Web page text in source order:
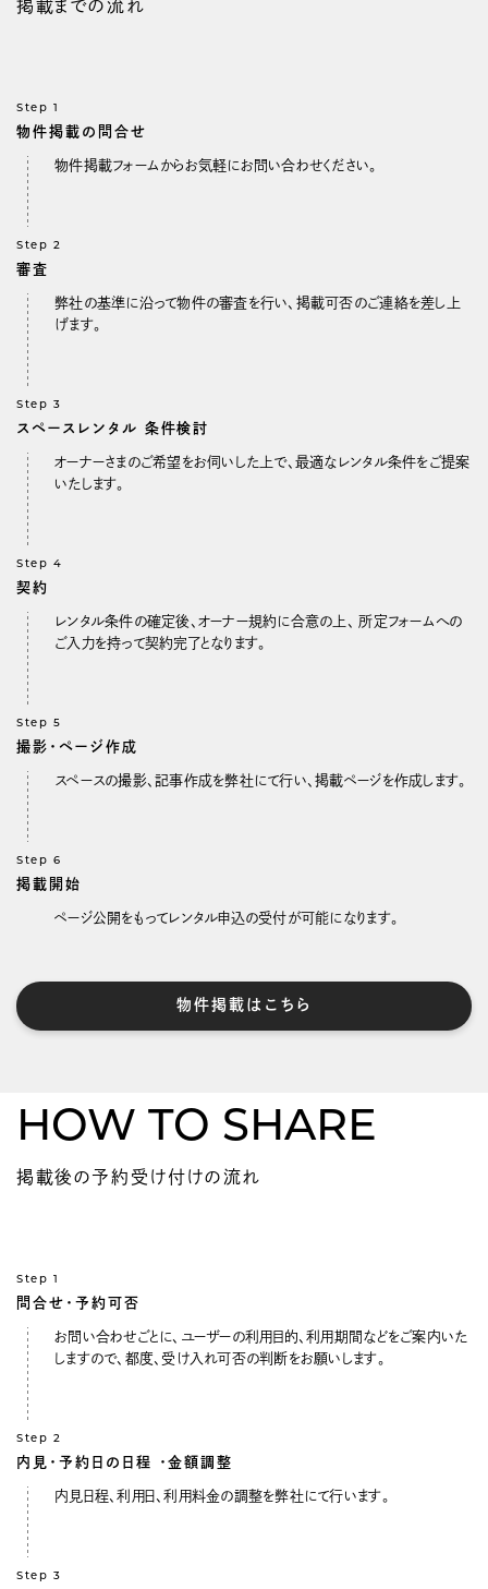
掲載までの流れ
Step 1
物件掲載の問合せ
物件掲載フォームからお気軽にお問い合わせください。
Step 2
審査
弊社の基準に沿って物件の審査を行い、掲載可否のご連絡を差し上
げます。
Step 3
スペースレンタル 条件検討
オーナーさまのご希望をお伺いした上で、最適なレンタル条件をご提案
いたします。
Step 4
契約
レンタル条件の確定後、オーナー規約に合意の上、 所定フォームへの
ご入力を持って契約完了となります。
Step 5
撮影・ページ作成
スペースの撮影、記事作成を弊社にて行い、掲載ページを作成します。
Step 6
掲載開始
ページ公開をもってレンタル申込の受付が可能になります。
物件掲載はこちら
HOW TO SHARE
掲載後の予約受け付けの流れ
Step 1
問合せ・予約可否
お問い合わせごとに、ユーザーの利用目的、利用期間などをご案内いた
しますので、都度、受け入れ可否の判断をお願いします。
Step 2
内見・予約日の日程 ・金額調整
内見日程、利用日、利用料金の調整を弊社にて行います。
Step 3